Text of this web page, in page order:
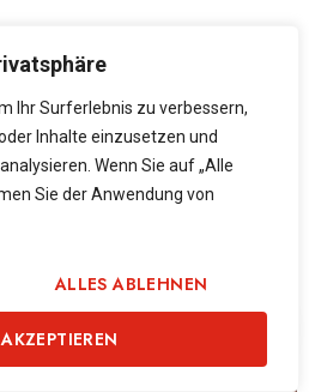
Ihr Surferlebnis zu verbessern,
Inhalte einzusetzen und
Wenn Sie auf „Alle
Sie der Anwendung von
ALLES ABLEHNEN